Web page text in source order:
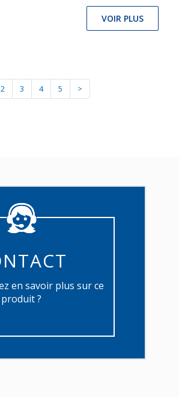
VOIR PLUS
2 3 4 5 >
en savoir plus sur ce
produit ?